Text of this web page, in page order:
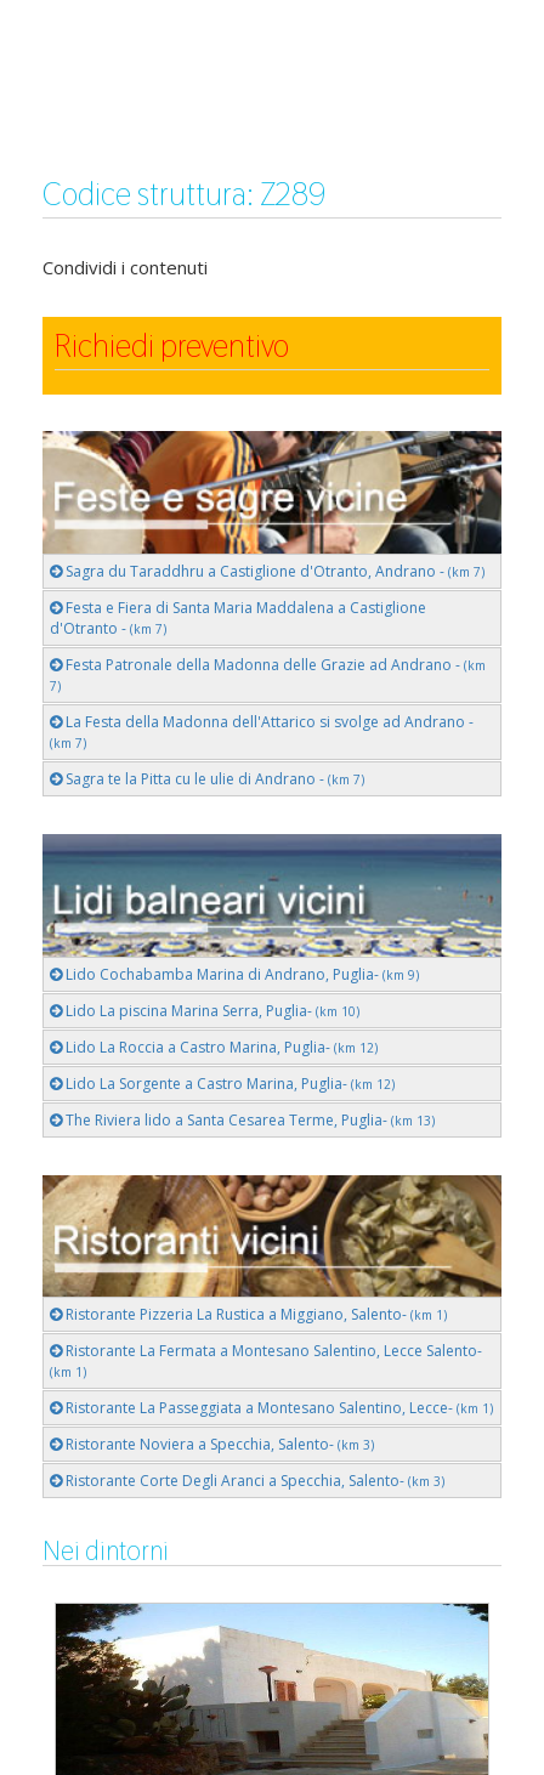
Codice struttura: Z289
Condividi i contenuti
Richiedi preventivo
Sagra du Taraddhru a Castiglione d'Otranto, Andrano - (km 7)
Festa e Fiera di Santa Maria Maddalena a Castiglione
d'Otranto - (km 7)
Festa Patronale della Madonna delle Grazie ad Andrano - (km
7)
La Festa della Madonna dell'Attarico si svolge ad Andrano -
(km 7)
Sagra te la Pitta cu le ulie di Andrano - (km 7)
Lido Cochabamba Marina di Andrano, Puglia- (km 9)
Lido La piscina Marina Serra, Puglia- (km 10)
Lido La Roccia a Castro Marina, Puglia- (km 12)
Lido La Sorgente a Castro Marina, Puglia- (km 12)
The Riviera lido a Santa Cesarea Terme, Puglia- (km 13)
Ristorante Pizzeria La Rustica a Miggiano, Salento- (km 1)
Ristorante La Fermata a Montesano Salentino, Lecce Salento-
(km 1)
Ristorante La Passeggiata a Montesano Salentino, Lecce- (km 1)
Ristorante Noviera a Specchia, Salento- (km 3)
Ristorante Corte Degli Aranci a Specchia, Salento- (km 3)
Nei dintorni